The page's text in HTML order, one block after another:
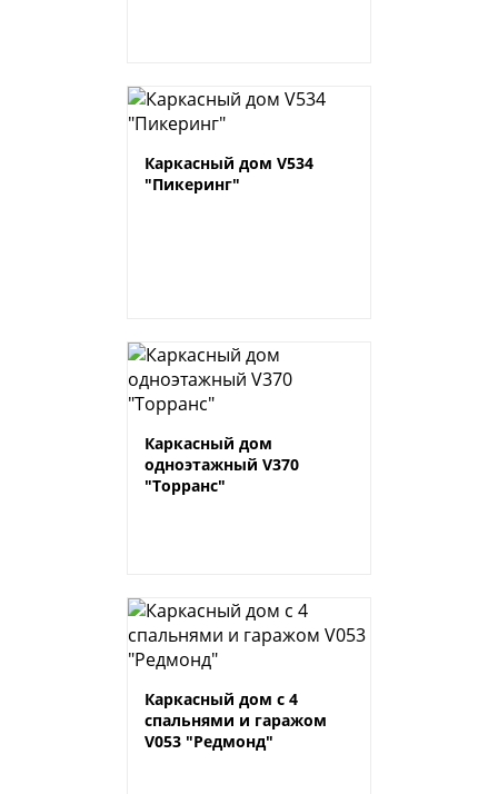
Каркасный дом V534
"Пикеринг"
Каркасный дом
одноэтажный V370
"Торранс"
Каркасный дом с 4
спальнями и гаражом
V053 "Редмонд"